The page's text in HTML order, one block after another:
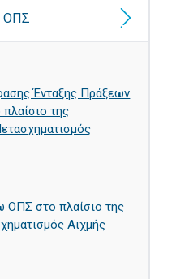
ΟΠΣ
Ένταξης Πράξεων
της
ΟΠΣ στο πλαίσιο της
Αιχμής